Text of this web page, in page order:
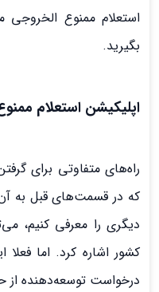
استعلام ممنوع
بگیرید.
اپلیکیشن استعلام
راه‌های متفاوتی برای
که در قسمت‌های قبل به
دیگری را معرفی کنیم،
کشور اشاره کرد. اما
درخواست توسعه‌دهنده